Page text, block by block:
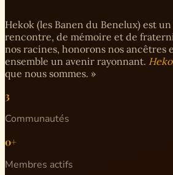
Hekok (les Banen du Benelux) est
rencontre, de mémoire et de
nos racines, honorons nos ancêtres
ensemble un avenir rayonnant.
que nous sommes. »
3
Communautés
0+
Membres actifs